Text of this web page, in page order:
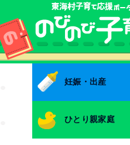
妊娠・出産
ひとり親家庭